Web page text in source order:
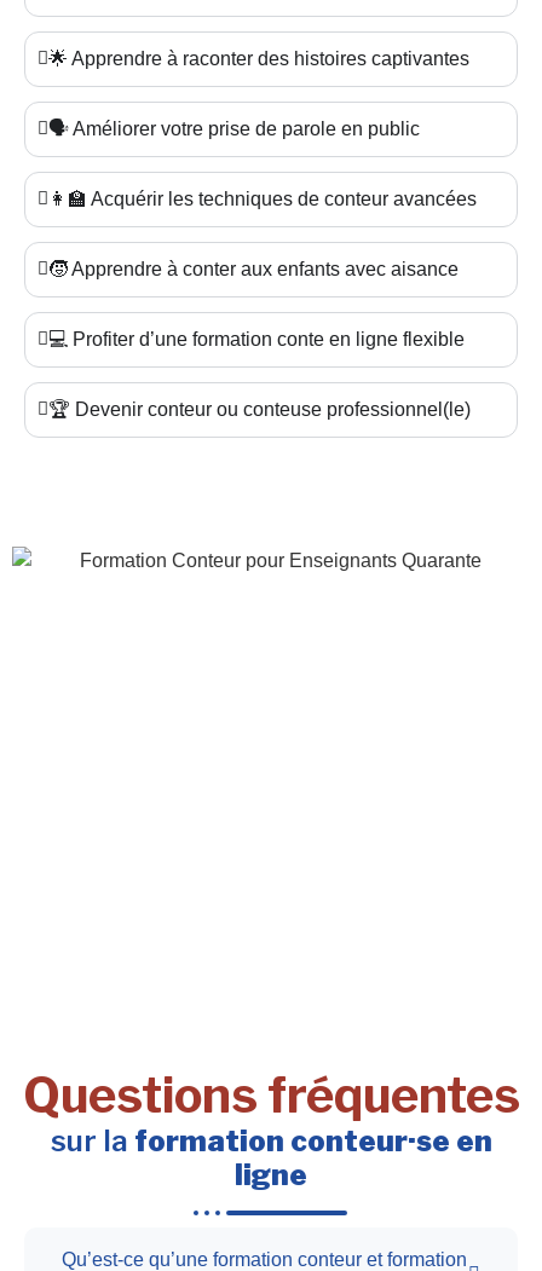
🌟 Apprendre à raconter des histoires captivantes
🗣️ Améliorer votre prise de parole en public
👩‍🏫 Acquérir les techniques de conteur avancées
🧒 Apprendre à conter aux enfants avec aisance
💻 Profiter d’une formation conte en ligne flexible
🏆 Devenir conteur ou conteuse professionnel(le)
Questions fréquentes
sur la formation conteur·se en
ligne
Qu’est-ce qu’une formation conteur et formation